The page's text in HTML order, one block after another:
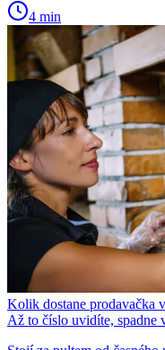
4 min
Kolik dostane prodavačka
Až to číslo uvidíte, spadne